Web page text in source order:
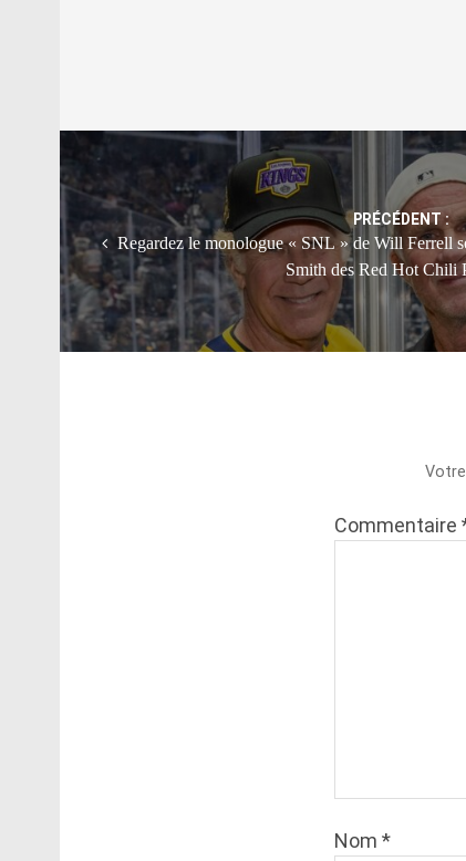
Post
navigation
PRÉCÉDENT :
Regardez le monologue « SNL » de Will Ferrell
Smith des Red Hot Chili
Commentaire
Nom *